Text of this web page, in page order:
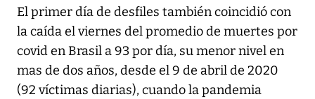
El primer día de desfiles también coincidió con
la caída el viernes del promedio de muertes por
covid en Brasil a 93 por día, su menor nivel en
mas de dos años, desde el 9 de abril de 2020
(92 víctimas diarias), cuando la pandemia